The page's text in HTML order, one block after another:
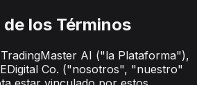
los Términos
AI ("la Plataforma"),
Co. ("nosotros", "nuestro"